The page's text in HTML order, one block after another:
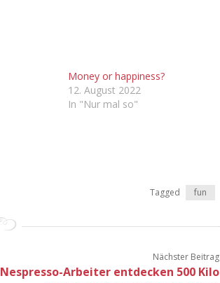
Money or happiness?
12. August 2022
In "Nur mal so"
Tagged fun
Nächster Beitrag
Nespresso-Arbeiter entdecken 500 Kilo